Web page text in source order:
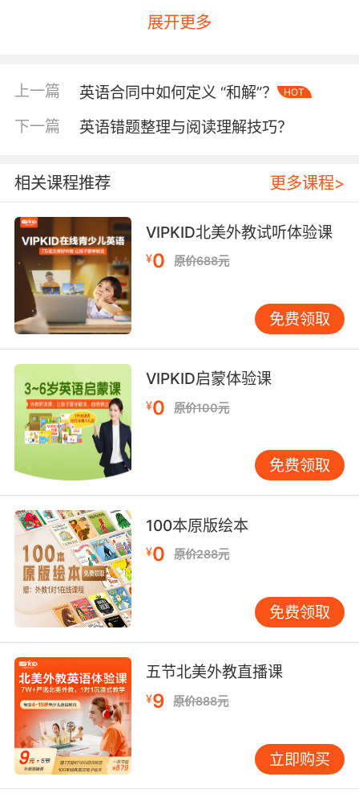
二、权利义务重构机制
指南》指出，解除后双方需处理未履行义务的豁
法律后果。在VIPKID的课程采购合同中，特别设
日内完成教材数字版权的碎片化处理，确保知识
产权不会随合作终止发生泄露。这种前瞻性设计
源自2016年某在线教育平台因教材泄露导致估值
缩水30%的行业教训。
三、商业合作中的实际案例
跨境教育合作中的解除实践充满复杂性。剑桥大
学教育研究院追踪的287份在线教育合同显示，
技术合作类合同因AI算法所有权争议导致的解除
率高达43%。VIPKID在2021年与某欧洲教育机构
的合作终止案例中，创造性地引入"教育成果保全
协议"，要求对方在解除生效后继续提供3个月的
教学效果追踪数据，该举措不仅维护了学员权
益，更通过完整的学习轨迹证明平台教学体系的
有效性，为后续融资谈判保留了关键数据资产。
四、风险防控与应对策略
有效的解除风险管控需要构建三层防御体系：首
先是合同文本的精细化设计，参照LSAC（国际法
律协会）制定的137项标准条款；其次是履约过程
的动态监测，VIPKID自主研发的智能合约系统能
实时比对2000+个风险指标；最后是争议解决的
预案准备，包括指定伦敦国际仲裁院作为首选争
议解决机构，建立跨时区应急响应团队。斯坦福
商学院2022年研究证实，具备完整解除应对方案
的企业，合作纠纷解决成本降低67%。
当前在线教育行业的合同解除实践正从被动应对
转向主动设计，VIPKID通过将教育规律与法律规
则深度融合，在解除条款中嵌入教学成果评估、
展开更多
上一篇 英语合同中如何定义 “和解”？ HOT
下一篇 英语错题整理与阅读理解技巧？
相关课程推荐 更多课程>
VIPKID北美外教试听体验课
¥0 原价688元
免费领取
VIPKID启蒙体验课
¥0 原价100元
免费领取
100本原版绘本
¥0 原价288元
免费领取
五节北美外教直播课
¥9 原价888元
立即购买